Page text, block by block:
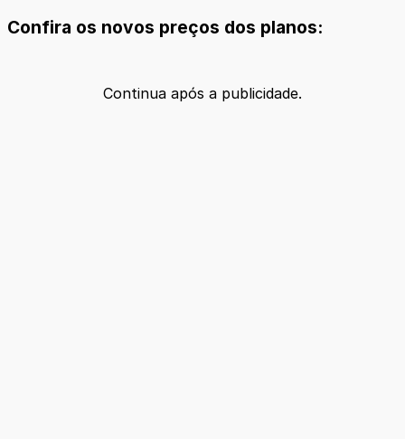
Confira os novos preços dos planos:
Continua após a publicidade.